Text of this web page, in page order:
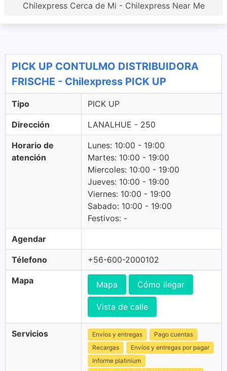
Chilexpress Cerca de Mi - Chilexpress Near Me
PICK UP CONTULMO DISTRIBUIDORA
FRISCHE - Chilexpress PICK UP
Tipo PICK UP
Dirección LANALHUE - 250
Horario de
atención
Lunes: 10:00 - 19:00
Martes: 10:00 - 19:00
Miercoles: 10:00 - 19:00
Jueves: 10:00 - 19:00
Viernes: 10:00 - 19:00
Sabado: 10:00 - 19:00
Festivos: -
Agendar
Télefono +56-600-2000102
Mapa Mapa Cómo llegar
Vista de calle
Servicios Envíos y entregas
Pago cuentas
Recargas
Envíos y entregas por pagar
Informe platinium